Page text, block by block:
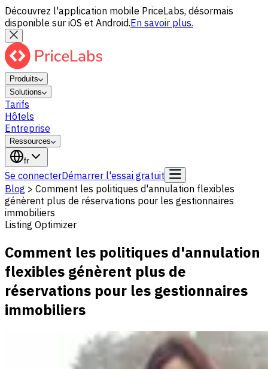
Découvrez l'application mobile PriceLabs, désormais
disponible sur iOS et Android.En savoir plus.
Produits
Solutions
Tarifs
Hôtels
Entreprise
Ressources
fr
Se connecterDémarrer l'essai gratuit
Blog > Comment les politiques d'annulation flexibles
génèrent plus de réservations pour les gestionnaires
immobiliers
Listing Optimizer
Comment les politiques d'annulation
flexibles génèrent plus de
réservations pour les gestionnaires
immobiliers